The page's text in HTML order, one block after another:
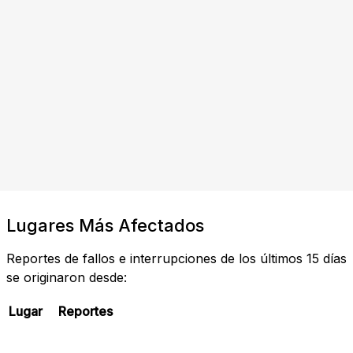
Lugares Más Afectados
Reportes de fallos e interrupciones de los últimos 15 días
se originaron desde:
Lugar
Reportes